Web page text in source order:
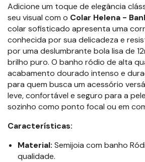
Adicione um toque de elegância
seu visual com o Colar Helena -
colar sofisticado apresenta uma
conhecida por sua delicadeza e
por uma deslumbrante bola lisa de
brilho puro. O banho ródio de alta
acabamento dourado intenso e
para quem busca um acessório
leve, confortável e seguro para a
sozinho como ponto focal ou em
Características:
Material: Semijoia com banho
qualidade.